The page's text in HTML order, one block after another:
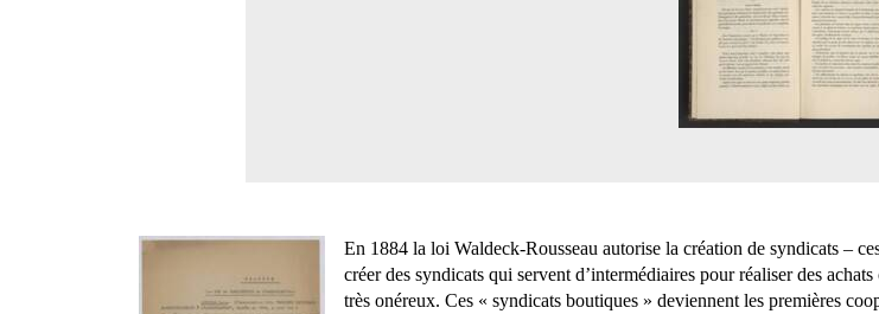
En 1884 la loi Waldeck-Rousseau autorise la création de syndicats –
créer des syndicats qui servent d’intermédiaires pour réaliser des
très onéreux. Ces « syndicats boutiques » deviennent les premières